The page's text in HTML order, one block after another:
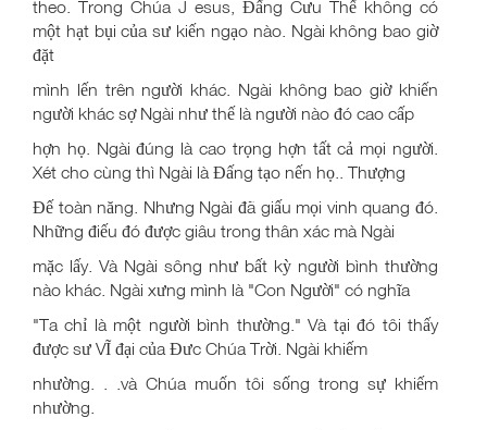
theo. Trong Chúa J esus, Đấng Cưu Thế không có
một hạt bụi của sư kiến ngạo nào. Ngài không bao giờ
đặt
mình lến trên người khác. Ngài không bao giờ khiến
người khác sợ Ngài như thế là người nào đó cao cấp
hợn họ. Ngài đúng là cao trọng hợn tất cả mọi người.
Xét cho cùng thì Ngài là Đấng tạo nến họ.. Thượng
Đế toàn năng. Nhưng Ngài đã giấu mọi vinh quang đó.
Những điếu đó được giâu trong thân xác mà Ngài
mặc lấy. Và Ngài sông như bất kỳ người bình thường
nào khác. Ngài xưng mình là "Con Người" có nghĩa
"Ta chỉ là một người bình thường." Và tại đó tôi thấy
được sư VĨ đại của Đưc Chúa Trời. Ngài khiếm
nhường. . .và Chúa muốn tôi sống trong sự khiếm
nhường.